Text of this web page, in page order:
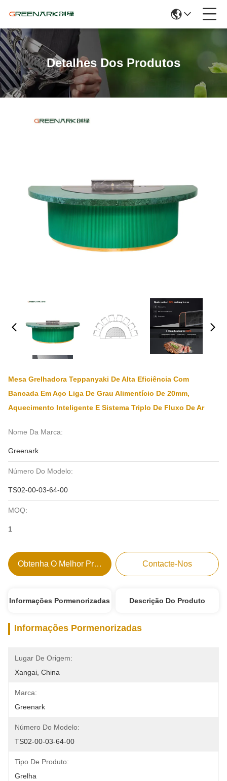
Detalhes Dos Produtos
Mesa Grelhadora Teppanyaki De Alta Eficiência Com
Bancada Em Aço Liga De Grau Alimentício De 20mm,
Aquecimento Inteligente E Sistema Triplo De Fluxo De Ar
Nome Da Marca:
Greenark
Número Do Modelo:
TS02-00-03-64-00
MOQ:
1
Obtenha O Melhor Preço Contacte-Nos
Informações Pormenorizadas Descrição Do Produto
Informações Pormenorizadas
Lugar De Origem:
Xangai, China
Marca:
Greenark
Número Do Modelo:
TS02-00-03-64-00
Tipo De Produto:
Grelha